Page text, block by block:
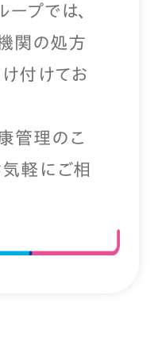
プでは、
関の処方
け付けてお
管理のこ
気軽にご相